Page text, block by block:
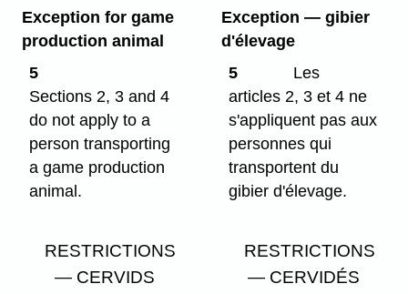
Exception for game
production animal
5
Sections 2, 3 and 4
do not apply to a
person transporting
a game production
animal.
Exception — gibier
d'élevage
5
Les
articles 2, 3 et 4 ne
s'appliquent pas aux
personnes qui
transportent du
gibier d'élevage.
RESTRICTIONS
— CERVIDS
RESTRICTIONS
— CERVIDÉS